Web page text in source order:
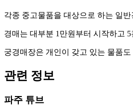
각종 중고물품을 대상으로 하는 일
경매는 대부분 1만원부터 시작하고
궁경매장은 개인이 갖고 있는 물품
관련 정보
파주 튜브